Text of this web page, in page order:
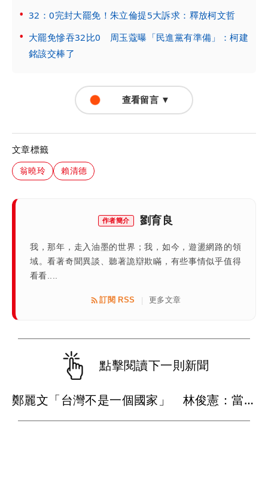
32：0完封大罷免！朱立倫提5大訴求：釋放柯文哲
大罷免慘吞32比0 周玉蔻曝「民進黨有準備」：柯建
銘該交棒了
查看留言 ▼
文章標籤
翁曉玲 賴清德
作者簡介 劉育良
我，那年，走入油墨的世界；我，如今，遊盪網路的領
域。看著奇聞異談、聽著詭辯欺瞞，有些事情似乎值得
看看....
訂閱 RSS | 更多文章
點擊閱讀下一則新聞
鄭麗文「台灣不是一個國家」 林俊憲：當年說要建國的鄭麗文去哪了